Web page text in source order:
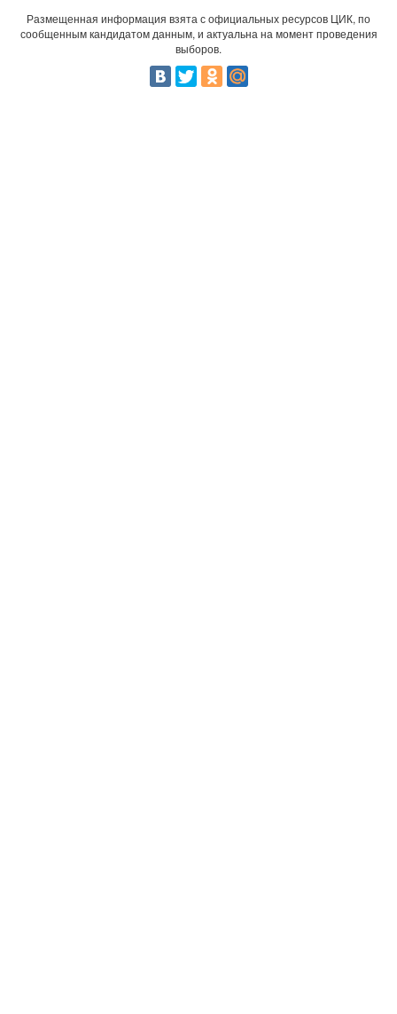
Размещенная информация взята с официальных ресурсов ЦИК, по
сообщенным кандидатом данным, и актуальна на момент проведения
выборов.